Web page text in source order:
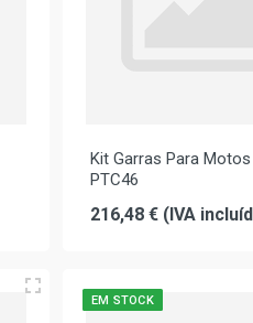
Kit Garras Para Motos
PTC46
216,48 € (IVA
EM STOCK